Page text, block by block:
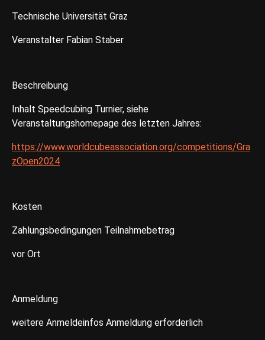
Technische Universität Graz
Veranstalter Fabian Staber
Beschreibung
Inhalt Speedcubing Turnier, siehe
Veranstaltungshomepage des letzten Jahres:
https://www.worldcubeassociation.org/competitions/Gra
zOpen2024
Kosten
Zahlungsbedingungen Teilnahmebetrag
vor Ort
Anmeldung
weitere Anmeldeinfos Anmeldung erforderlich